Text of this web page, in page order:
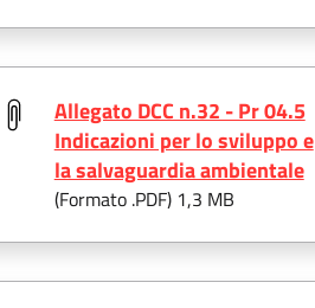
Allegato DCC n.32 - Pr 04.5
Indicazioni per lo sviluppo e
la salvaguardia ambientale
(Formato .PDF) 1,3 MB